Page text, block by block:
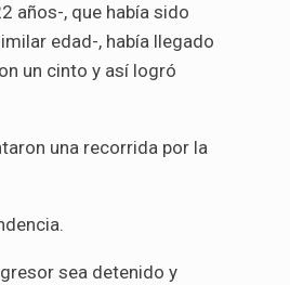
años-, que había sido
edad-, había llegado
un cinto y así logró
una recorrida por la
sea detenido y